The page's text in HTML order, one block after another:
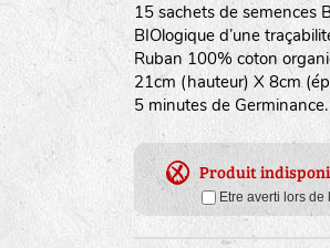
15 sachets de semences
BIOlogique d’une
Ruban 100% coton
21cm (hauteur) X 8cm
5 minutes de Germinance.
Produit
Etre averti lors